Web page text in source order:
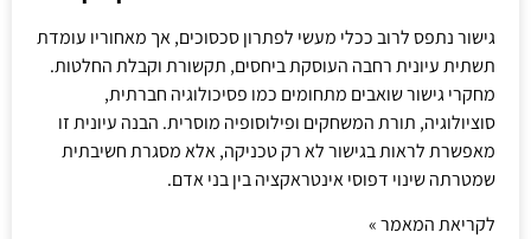
גישור נתפס לרוב ככלי מעשי לפתרון סכסוכים, אך מאחוריו עומדת
תשתית עיונית רחבה העוסקת ביחסים, תקשורת וקבלת החלטות.
מחקרי גישור שואבים מתחומים כמו פסיכולוגיה חברתית,
סוציולוגיה, תורת המשחקים ופילוסופיה מוסרית. הבנה עיונית זו
מאפשרת לראות בגישור לא רק טכניקה, אלא מסגרת חשיבתית
שמטרתה שינוי דפוסי אינטראקציה בין בני אדם.
לקריאת המאמר »